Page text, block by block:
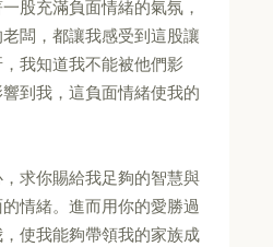
股充滿負面情緒的氣氛，
闆，都讓我感受到這股讓
我知道我不能被他們影
到我，這負面情緒使我的
求你賜給我足夠的智慧與
情緒。進而用你的愛勝過
使我能夠帶領我的家族成